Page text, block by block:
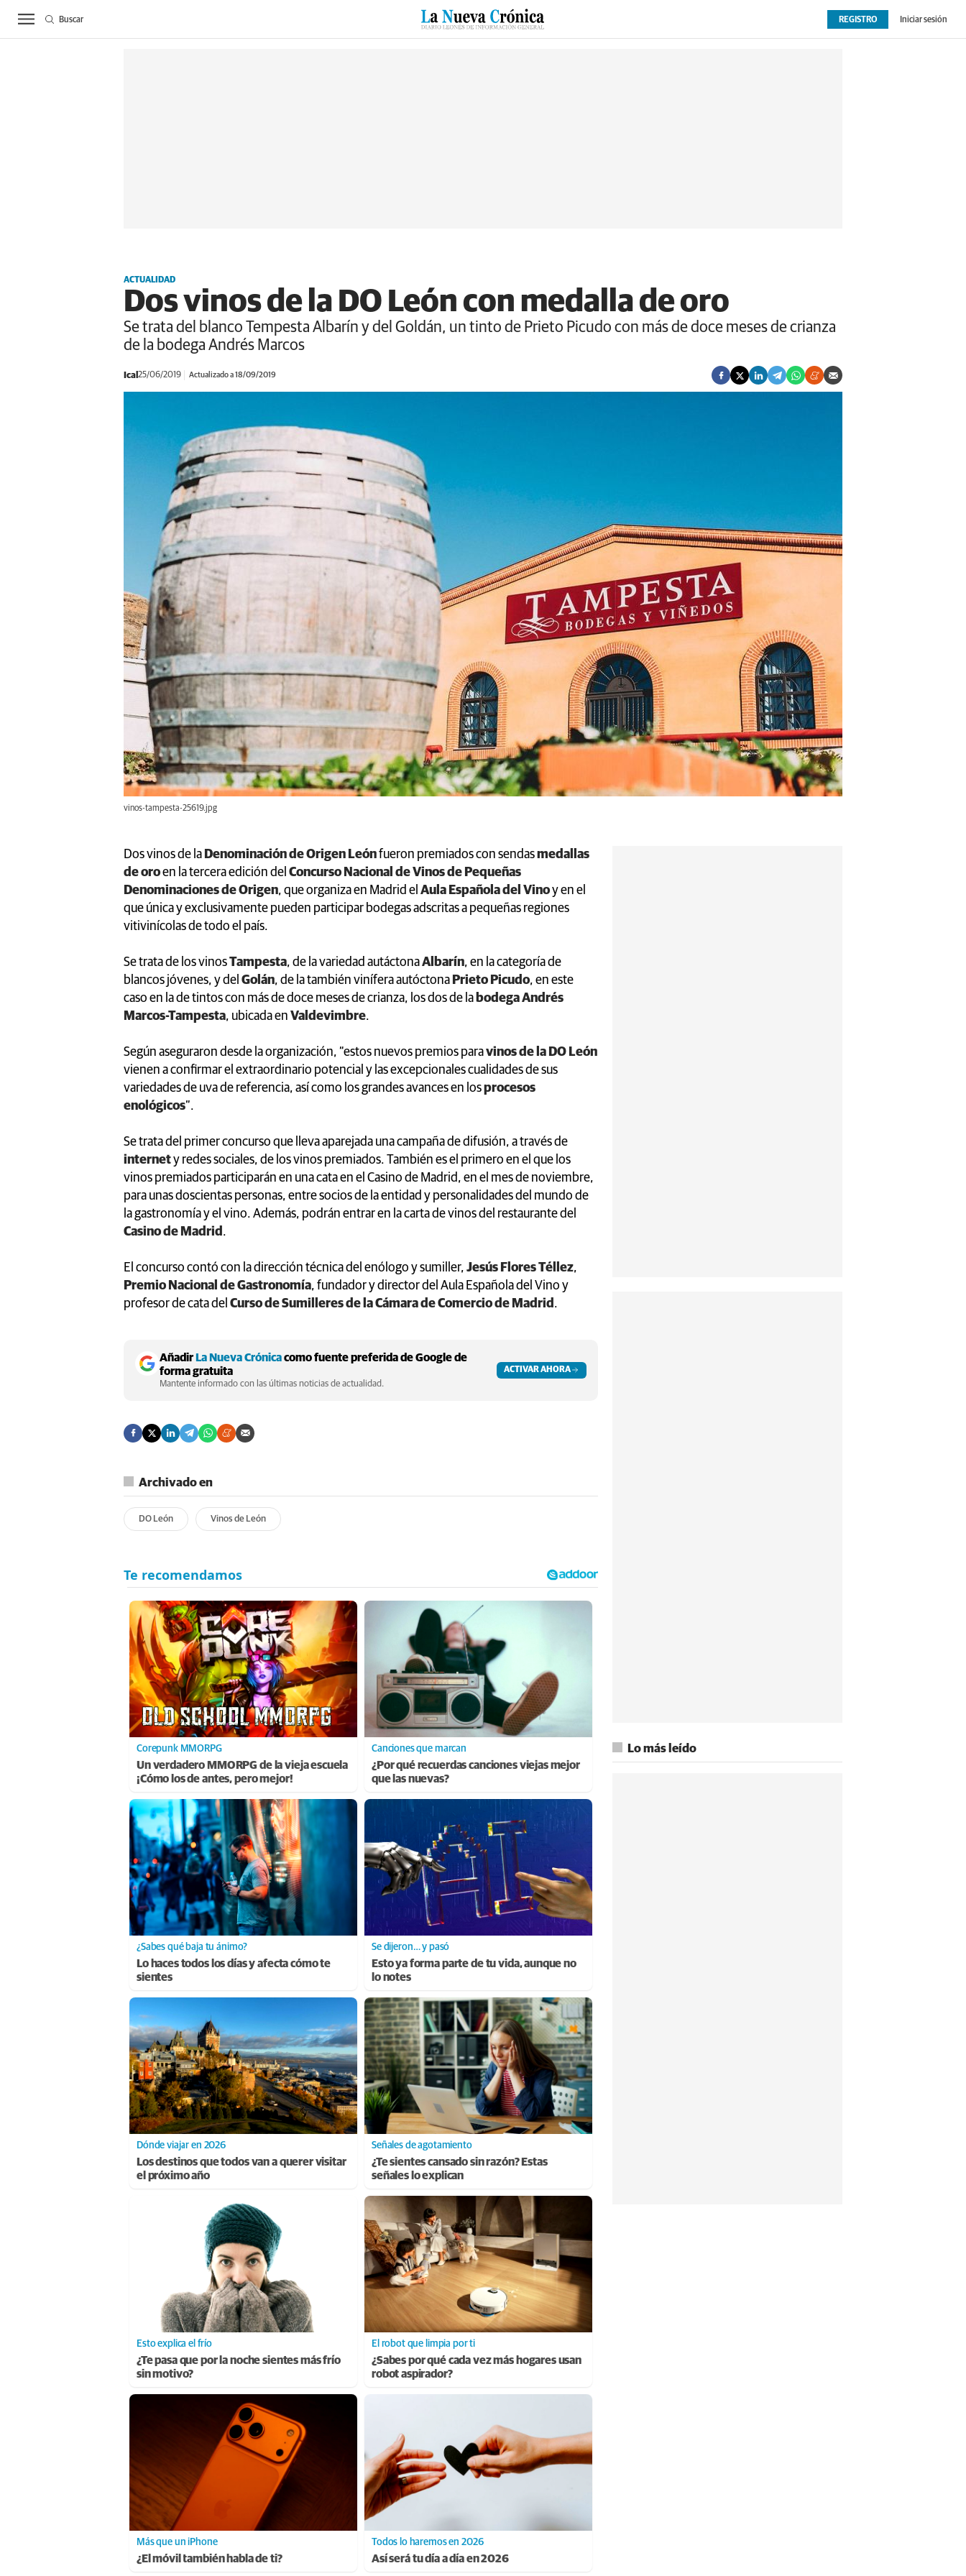
ACTUALIDAD BIERZO SUCESOS CULTURAS ESPECIALES DEPORTES OPINIÓN EXTRAS
REGISTRO Iniciar sesión
Buscar
ACTUALIDAD
Dos vinos de la DO León con medalla de oro
Se trata del blanco Tempesta Albarín y del Goldán, un tinto de Prieto Picudo con más de doce meses de crianza
de la bodega Andrés Marcos
Ical 25/06/2019 Actualizado a 18/09/2019
vinos-tampesta-25619.jpg
Dos vinos de la Denominación de Origen Leónfueron premiados con sendasmedallas
de oroen la tercera edición del Concurso Nacional de Vinos de Pequeñas
Denominaciones de Origen, que organiza en Madrid el Aula Española del Vinoy en el
que única y exclusivamente pueden participar bodegas adscritas a pequeñas regiones
vitivinícolas de todo el país.
Se trata de los vinosTampesta, de la variedad autáctonaAlbarín, en la categoría de
blancos jóvenes, y del Golán, de la también vinífera autóctona Prieto Picudo, en este
caso en la de tintos con más de doce meses de crianza, los dos de la bodega Andrés
Marcos-Tampesta, ubicada en Valdevimbre.
Según aseguraron desde la organización, “estos nuevos premios paravinos de la DO León
vienen a confirmar el extraordinario potencial y las excepcionales cualidades de sus
variedades de uva de referencia, así como los grandes avances en losprocesos
enológicos”.
Se trata del primer concurso que lleva aparejada una campaña de difusión, a través de
internety redes sociales, de los vinos premiados. También es el primero en el que los
vinos premiados participarán en una cata en el Casino de Madrid, en el mes de noviembre,
para unas doscientas personas, entre socios de la entidad y personalidades del mundo de
la gastronomía y el vino. Además, podrán entrar en la carta de vinos del restaurante del
Casino de Madrid .
El concurso contó con la dirección técnica del enólogo y sumiller, Jesús Flores Téllez,
Premio Nacional de Gastronomía, fundador y director del Aula Española del Vino y
profesor de cata del Curso de Sumilleres de la Cámara de Comercio de Madrid .
AñadirLa Nueva Crónicacomo fuente preferida de Google de
forma gratuita
Mantente informado con las últimas noticias de actualidad.
ACTIVAR AHORA
Archivado en
DO León Vinos de León
Corepunk MMORPG
Un verdadero MMORPG de la vieja escuela
¡Cómo los de antes, pero mejor!
Canciones que marcan
¿Por qué recuerdas canciones viejas mejor
que las nuevas?
¿Sabes qué baja tu ánimo?
Lo haces todos los días y afecta cómo te
sientes
Se dijeron… y pasó
Esto ya forma parte de tu vida, aunque no
lo notes
Dónde viajar en 2026
Los destinos que todos van a querer visitar
el próximo año
Señales de agotamiento
¿Te sientes cansado sin razón? Estas
señales lo explican
Esto explica el frío
¿Te pasa que por la noche sientes más frío
sin motivo?
El robot que limpia por ti
¿Sabes por qué cada vez más hogares usan
robot aspirador?
Más que un iPhone
¿El móvil también habla de ti?
Todos lo haremos en 2026
Así será tu día a día en 2026
Lo más leído